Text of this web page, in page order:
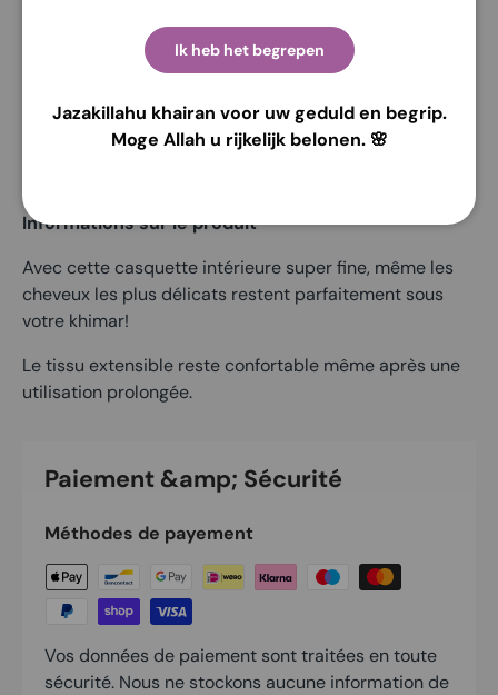
Marque: Hijab Heela
Matériel: Polly - Coton
Tailles: Taille unique
Informations sur le produit
Avec cette casquette intérieure super fine, même les
cheveux les plus délicats restent parfaitement sous
votre khimar!
Le tissu extensible reste confortable même après une
utilisation prolongée.
Paiement &amp; Sécurité
Méthodes de payement
Vos données de paiement sont traitées en toute
sécurité. Nous ne stockons aucune information de
Ik heb het begrepen
Jazakillahu khairan voor uw geduld en begrip.
Moge Allah u rijkelijk belonen. 🌸